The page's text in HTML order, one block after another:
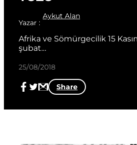
Yazar :
Aykut Alan
Afrika ve Sömürgecilik 15
şubat…
25/08/2018
Share